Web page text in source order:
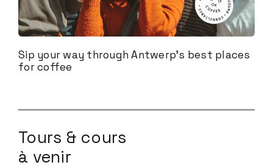
Sip your way through Antwerp's best places
for coffee
Tours & cours
à venir